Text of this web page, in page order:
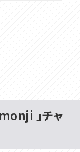
」チャ